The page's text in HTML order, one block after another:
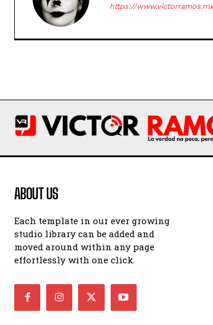
https://www.victorramos.mx
ABOUT US
Each template in our ever growing
studio library can be added and
moved around within any page
effortlessly with one click.